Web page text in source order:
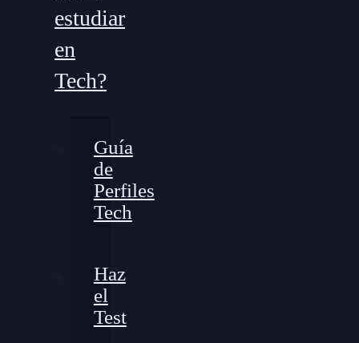
estudiar
en
Tech?
Guía
de
Perfiles
Tech
Haz
el
Test